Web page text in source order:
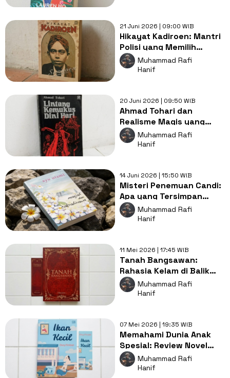
21 Juni 2026 | 09:00 WIB
Hikayat Kadiroen: Mantri
Polisi yang Memilih
Antara Pangkat dan
Rakyat
Muhammad Rafi
Hanif
20 Juni 2026 | 09:50 WIB
Ahmad Tohari dan
Realisme Magis yang
Sunyi dalam Lintang
Kemukus Dini Hari
Muhammad Rafi
Hanif
14 Juni 2026 | 15:50 WIB
Misteri Penemuan Candi:
Apa yang Tersimpan
dalam Manjali dan
Cakrabirawa?
Muhammad Rafi
Hanif
11 Mei 2026 | 17:45 WIB
Tanah Bangsawan:
Rahasia Kelam di Balik
Identitas Ganda Seorang
Pemuda Eropa
Muhammad Rafi
Hanif
07 Mei 2026 | 19:35 WIB
Memahami Dunia Anak
Spesial: Review Novel
Ikan Kecil yang
Mengajarkan Empati
Muhammad Rafi
Hanif